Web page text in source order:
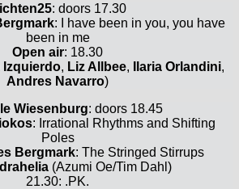
: doors 17.30
: I have been in you, you have
been in me
Open air: 18.30
, Liz Allbee, Ilaria Orlandini,
Andres Navarro)
Wiesenburg: doors 18.45
: Irrational Rhythms and Shifting
Poles
Bergmark: The Stringed Stirrups
(Azumi Oe/Tim Dahl)
21.30: .PK.